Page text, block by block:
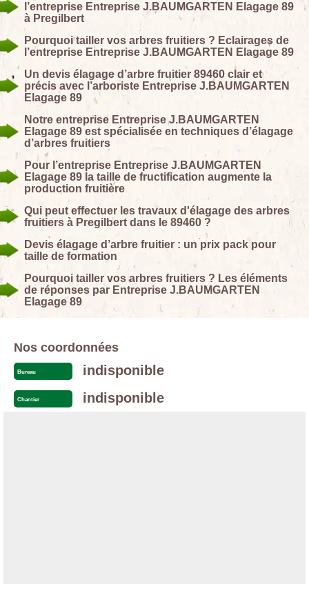
l’entreprise Entreprise J.BAUMGARTEN Elagage 89
à Pregilbert
Pourquoi tailler vos arbres fruitiers ? Eclairages de
l’entreprise Entreprise J.BAUMGARTEN Elagage 89
Un devis élagage d’arbre fruitier 89460 clair et
précis avec l’arboriste Entreprise J.BAUMGARTEN
Elagage 89
Notre entreprise Entreprise J.BAUMGARTEN
Elagage 89 est spécialisée en techniques d’élagage
d’arbres fruitiers
Pour l’entreprise Entreprise J.BAUMGARTEN
Elagage 89 la taille de fructification augmente la
production fruitière
Qui peut effectuer les travaux d'élagage des arbres
fruitiers à Pregilbert dans le 89460 ?
Devis élagage d’arbre fruitier : un prix pack pour
taille de formation
Pourquoi tailler vos arbres fruitiers ? Les éléments
de réponses par Entreprise J.BAUMGARTEN
Elagage 89
Nos coordonnées
Bureau indisponible
Chantier indisponible